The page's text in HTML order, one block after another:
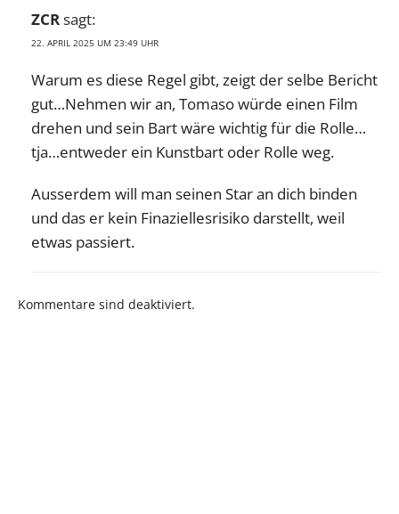
ZCRsagt:
22. APRIL 2025 UM 23:49 UHR
Warum es diese Regel gibt, zeigt der selbe Bericht
gut…Nehmen wir an, Tomaso würde einen Film
drehen und sein Bart wäre wichtig für die Rolle…
tja…entweder ein Kunstbart oder Rolle weg.
Ausserdem will man seinen Star an dich binden
und das er kein Finaziellesrisiko darstellt, weil
etwas passiert.
Kommentare sind deaktiviert.